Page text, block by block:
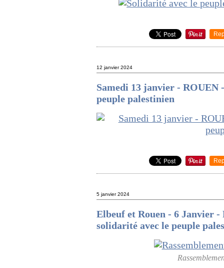
12 janvier 2024
Samedi 13 janvier - ROUEN
peuple palestinien
5 janvier 2024
Elbeuf et Rouen - 6 Janvier
solidarité avec le peuple